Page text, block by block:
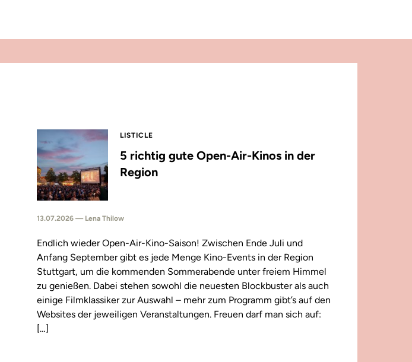
LISTICLE
5 richtig gute Open-Air-Kinos in der
Region
13.07.2026 — Lena Thilow
Endlich wieder Open-Air-Kino-Saison! Zwischen Ende Juli und
Anfang September gibt es jede Menge Kino-Events in der Region
Stuttgart, um die kommenden Sommerabende unter freiem Himmel
zu genießen. Dabei stehen sowohl die neuesten Blockbuster als auch
einige Filmklassiker zur Auswahl – mehr zum Programm gibt’s auf den
Websites der jeweiligen Veranstaltungen. Freuen darf man sich auf:
[…]